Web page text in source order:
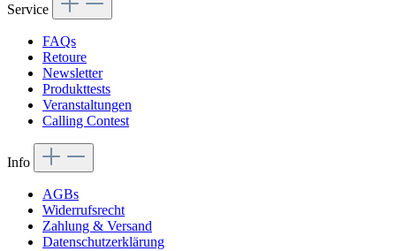
Service
FAQs
Retoure
Newsletter
Produkttests
Veranstaltungen
Calling Contest
Info
AGBs
Widerrufsrecht
Zahlung & Versand
Datenschutzerklärung